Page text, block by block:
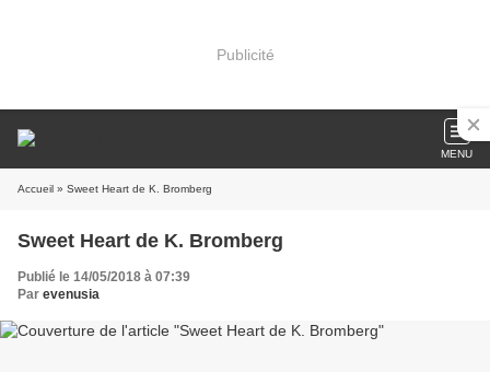
Publicité
MENU
Accueil » Sweet Heart de K. Bromberg
Sweet Heart de K. Bromberg
Publié le 14/05/2018 à 07:39
Par evenusia